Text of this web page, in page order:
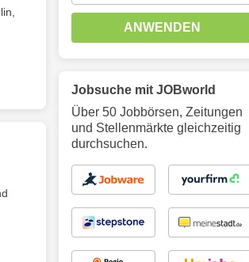
ANWENDEN
Jobsuche mit JOBworld
Über 50 Jobbörsen, Zeitungen
und Stellenmärkte gleichzeitig
durchsuchen.